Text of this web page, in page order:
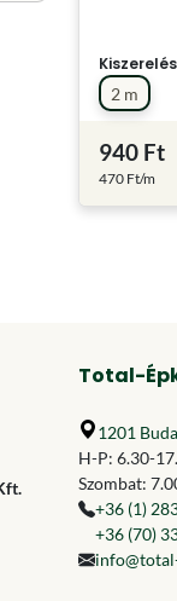
2 m
940 Ft
470 Ft/m
Total-
1201
H-P: 6.30-
Szombat:
+36 (1)
+36 (70)